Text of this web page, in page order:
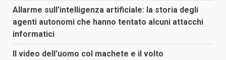
Allarme sull’intelligenza artificiale: la storia degli
agenti autonomi che hanno tentato alcuni attacchi
informatici
Il video dell’uomo col machete e il volto